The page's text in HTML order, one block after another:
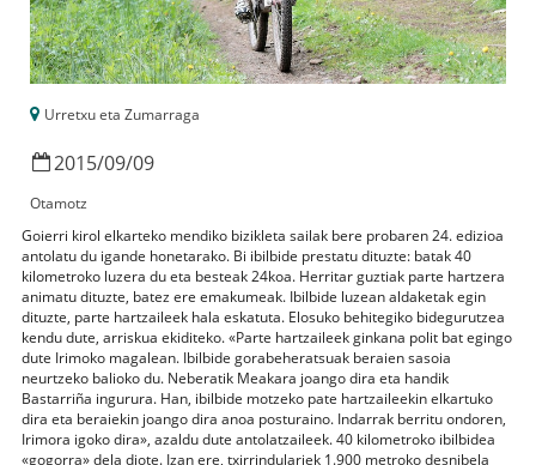
Urretxu eta Zumarraga
2015/09/09
Otamotz
Goierri kirol elkarteko mendiko bizikleta sailak bere probaren 24. edizioa
antolatu du igande honetarako. Bi ibilbide prestatu dituzte: batak 40
kilometroko luzera du eta besteak 24koa. Herritar guztiak parte hartzera
animatu dituzte, batez ere emakumeak. Ibilbide luzean aldaketak egin
dituzte, parte hartzaileek hala eskatuta. Elosuko behitegiko bidegurutzea
kendu dute, arriskua ekiditeko. «Parte hartzaileek ginkana polit bat egingo
dute Irimoko magalean. Ibilbide gorabeheratsuak beraien sasoia
neurtzeko balioko du. Neberatik Meakara joango dira eta handik
Bastarriña ingurura. Han, ibilbide motzeko pate hartzaileekin elkartuko
dira eta beraiekin joango dira anoa posturaino. Indarrak berritu ondoren,
Irimora igoko dira», azaldu dute antolatzaileek. 40 kilometroko ibilbidea
«gogorra» dela diote. Izan ere, txirrindulariek 1.900 metroko desnibela